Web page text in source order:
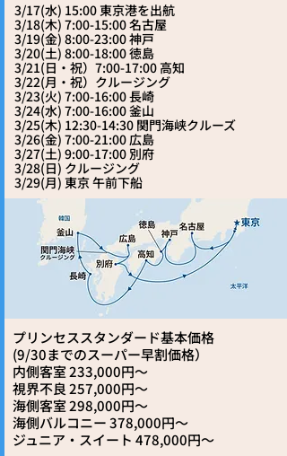
3/17(水) 15:00 東京港を出航
3/18(木) 7:00-15:00 名古屋
3/19(金) 8:00-23:00 神戸
3/20(土) 8:00-18:00 徳島
3/21(日・祝）7:00-17:00 高知
3/22(月・祝）クルージング
3/23(火) 7:00-16:00 長崎
3/24(水) 7:00-16:00 釜山
3/25(木) 12:30-14:30 関門海峡クルーズ
3/26(金) 7:00-21:00 広島
3/27(土) 9:00-17:00 別府
3/28(日) クルージング
3/29(月) 東京 午前下船
プリンセススタンダード基本価格
​(9/30までのスーパー早割価格）
内側客室 233,000円～
視界不良 257,000円～
海側客室 298,000円～
海側バルコニー 378,000円～
ジュニア・スイート 478,000円～